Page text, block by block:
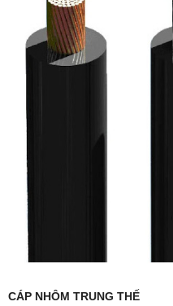
CÁP NHÔM TRUNG THẾ